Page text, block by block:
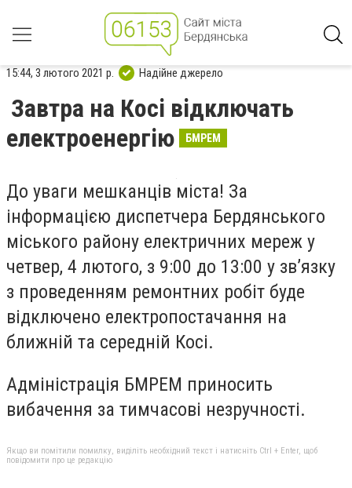
15:44, 3 лютого 2021 р. Надійне джерело
Завтра на Косі відключать
електроенергію
БМРЕМ
До уваги мешканців міста! За
інформацією диспетчера Бердянського
міського району електричних мереж у
четвер, 4 лютого, з 9:00 до 13:00 у зв’язку
з проведенням ремонтних робіт буде
відключено електропостачання на
ближній та середній Косі.
Адміністрація БМРЕМ приносить
вибачення за тимчасові незручності.
Якщо ви помітили помилку, виділіть необхідний текст і натисніть Ctrl + Enter, щоб
повідомити про це редакцію